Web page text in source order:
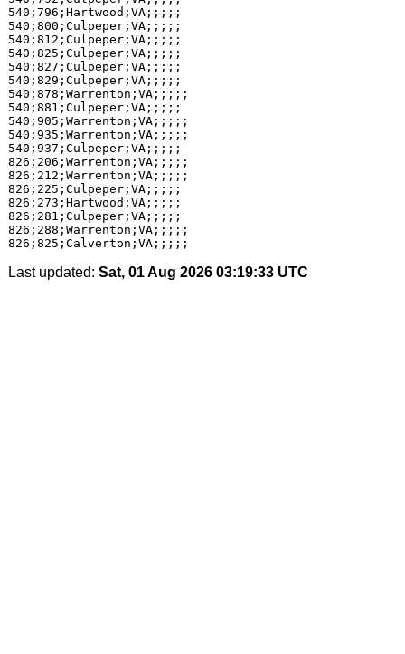
540;796;Hartwood;VA;;;;;
540;800;Culpeper;VA;;;;;
540;812;Culpeper;VA;;;;;
540;825;Culpeper;VA;;;;;
540;827;Culpeper;VA;;;;;
540;829;Culpeper;VA;;;;;
540;878;Warrenton;VA;;;;;
540;881;Culpeper;VA;;;;;
540;905;Warrenton;VA;;;;;
540;935;Warrenton;VA;;;;;
540;937;Culpeper;VA;;;;;
826;206;Warrenton;VA;;;;;
826;212;Warrenton;VA;;;;;
826;225;Culpeper;VA;;;;;
826;273;Hartwood;VA;;;;;
826;281;Culpeper;VA;;;;;
826;288;Warrenton;VA;;;;;
Last updated: Sat, 01 Aug 2026 03:19:33 UTC